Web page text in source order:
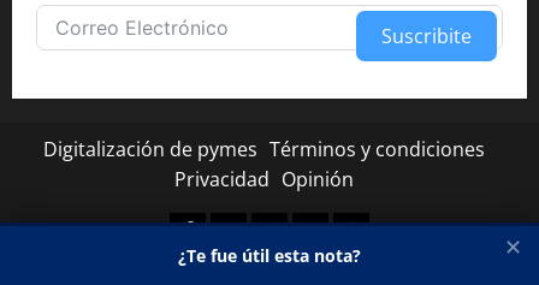
Suscribite
Digitalización de pymes Términos y condiciones
Privacidad Opinión
Facebook
TwitterLinkedinYoutubeInstagram
✕
¿Te fue útil esta nota?